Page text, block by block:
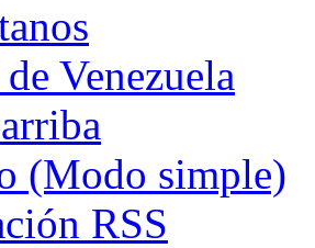
Venezuela
(Modo simple)
RSS